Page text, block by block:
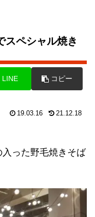
スペシャル焼き
LINE コピー
19.03.16 21.12.18
った野毛焼きそば